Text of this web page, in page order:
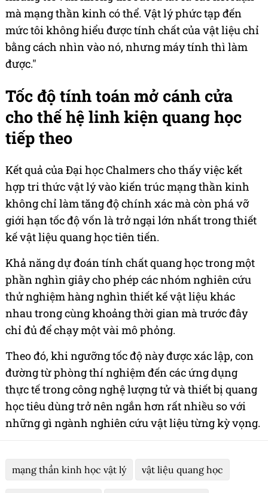
mà mạng thần kinh có thể. Vật lý phức tạp đến
mức tôi không hiểu được tính chất của vật liệu chỉ
bằng cách nhìn vào nó, nhưng máy tính thì làm
được."
Tốc độ tính toán mở cánh cửa
cho thế hệ linh kiện quang học
tiếp theo
Kết quả của Đại học Chalmers cho thấy việc kết
hợp tri thức vật lý vào kiến trúc mạng thần kinh
không chỉ làm tăng độ chính xác mà còn phá vỡ
giới hạn tốc độ vốn là trở ngại lớn nhất trong thiết
kế vật liệu quang học tiên tiến.
Khả năng dự đoán tính chất quang học trong một
phần nghìn giây cho phép các nhóm nghiên cứu
thử nghiệm hàng nghìn thiết kế vật liệu khác
nhau trong cùng khoảng thời gian mà trước đây
chỉ đủ để chạy một vài mô phỏng.
Theo đó, khi ngưỡng tốc độ này được xác lập, con
đường từ phòng thí nghiệm đến các ứng dụng
thực tế trong công nghệ lượng tử và thiết bị quang
học tiêu dùng trở nên ngắn hơn rất nhiều so với
những gì ngành nghiên cứu vật liệu từng kỳ vọng.
mạng thần kinh học vật lý vật liệu quang học